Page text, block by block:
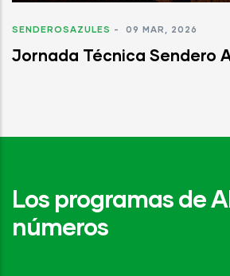
SENDEROSAZULES - 09 MAR, 2026
Jornada Técnica Sendero
Los programas de
números